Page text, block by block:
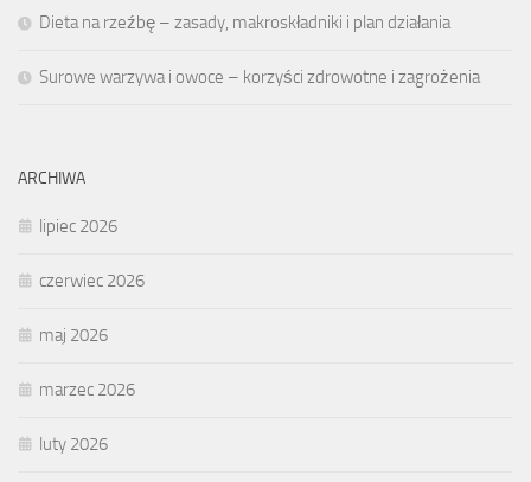
Dieta na rzeźbę – zasady, makroskładniki i plan działania
Surowe warzywa i owoce – korzyści zdrowotne i zagrożenia
ARCHIWA
lipiec 2026
czerwiec 2026
maj 2026
marzec 2026
luty 2026